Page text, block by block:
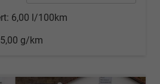
6,00 l/100km
g/km